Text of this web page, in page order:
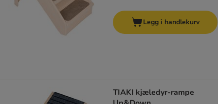
Legg i handlekurv
TIAKI kjæledyr-rampe